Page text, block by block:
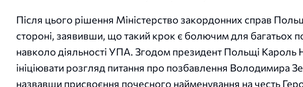
Після цього рішення Міністерство закордонних справ
стороні, заявивши, що такий крок є болючим для багатьох
навколо діяльності УПА. Згодом президент Польщі Кароль
ініціювати розгляд питання про позбавлення Володимира
назвавши присвоєння почесного найменування на честь